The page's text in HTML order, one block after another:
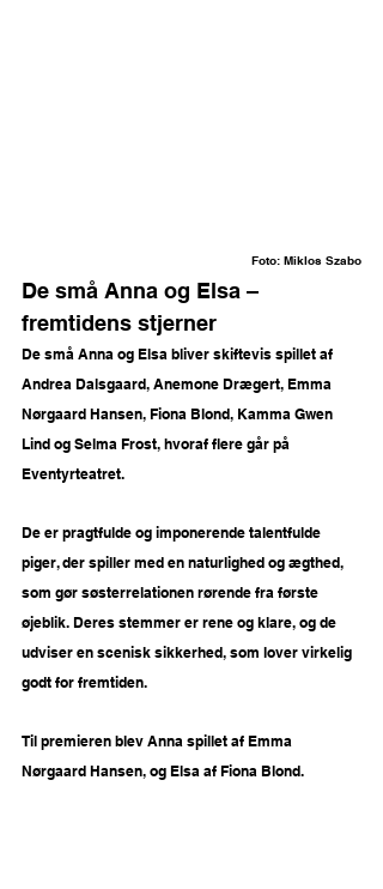
Foto: Miklos Szabo
De små Anna og Elsa –
fremtidens stjerner
De små Anna og Elsa bliver skiftevis spillet af
Andrea Dalsgaard, Anemone Drægert, Emma
Nørgaard Hansen, Fiona Blond, Kamma Gwen
Lind og Selma Frost, hvoraf flere går på
Eventyrteatret.
De er pragtfulde og imponerende talentfulde
piger, der spiller med en naturlighed og ægthed,
som gør søsterrelationen rørende fra første
øjeblik. Deres stemmer er rene og klare, og de
udviser en scenisk sikkerhed, som lover virkelig
godt for fremtiden.
Til premieren blev Anna spillet af Emma
Nørgaard Hansen, og Elsa af Fiona Blond.